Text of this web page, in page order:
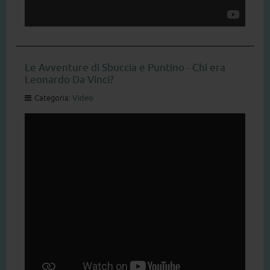
Le Avventure di Sbuccia e Puntino - Chi era
Leonardo Da Vinci?
Categoria: Video